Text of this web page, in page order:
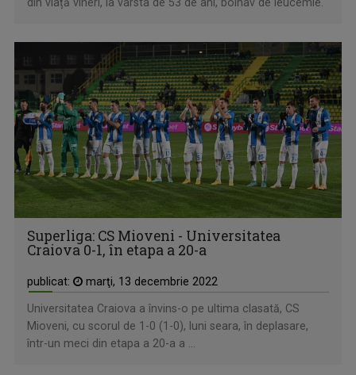
din viață vineri, la vârsta de 53 de ani, bolnav de leucemie.
Superliga: CS Mioveni - Universitatea
Craiova 0-1, în etapa a 20-a
publicat: marţi, 13 decembrie 2022
Universitatea Craiova a învins-o pe ultima clasată, CS
Mioveni, cu scorul de 1-0 (1-0), luni seara, în deplasare,
într-un meci din etapa a 20-a a ...